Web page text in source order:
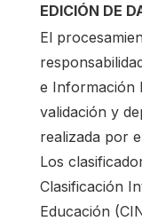
EDICIÓN DE
El
e Información
validación y
realizada por
Los
Clasificación
Educación